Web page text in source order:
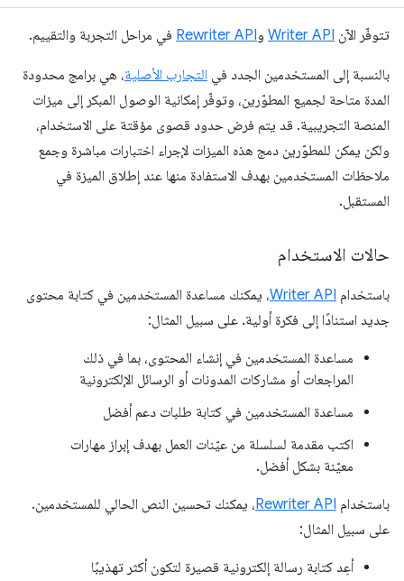
تتوفّر الآن Writer API وRewriter API في مراحل التجربة والتقييم.
بالنسبة إلى المستخدمين الجدد في التجارب الأصلية، هي برامج محدودة
المدة متاحة لجميع المطوّرين، وتوفّر إمكانية الوصول المبكر إلى ميزات
المنصة التجريبية. قد يتم فرض حدود قصوى مؤقتة على الاستخدام،
ولكن يمكن للمطوّرين دمج هذه الميزات لإجراء اختبارات مباشرة وجمع
ملاحظات المستخدمين بهدف الاستفادة منها عند إطلاق الميزة في
المستقبل.
حالات الاستخدام
باستخدام Writer API، يمكنك مساعدة المستخدمين في كتابة محتوى
جديد استنادًا إلى فكرة أولية. على سبيل المثال:
مساعدة المستخدمين في إنشاء المحتوى، بما في ذلك
المراجعات أو مشاركات المدونات أو الرسائل الإلكترونية
مساعدة المستخدمين في كتابة طلبات دعم أفضل
اكتب مقدمة لسلسلة من عيّنات العمل بهدف إبراز مهارات
معيّنة بشكل أفضل.
باستخدام Rewriter API، يمكنك تحسين النص الحالي للمستخدمين.
على سبيل المثال:
أعِد كتابة رسالة إلكترونية قصيرة لتكون أكثر تهذيبًا